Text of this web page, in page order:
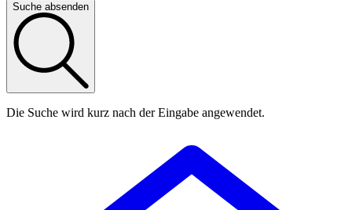
Suche absenden
Die Suche wird kurz nach der Eingabe angewendet.